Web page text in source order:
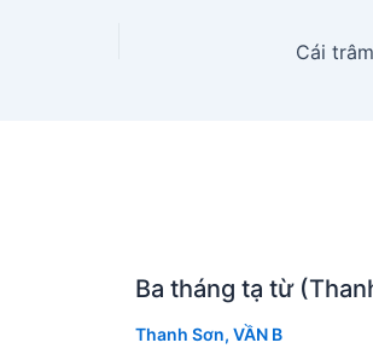
Cái
Ba tháng tạ từ
Thanh Sơn, VẦN B